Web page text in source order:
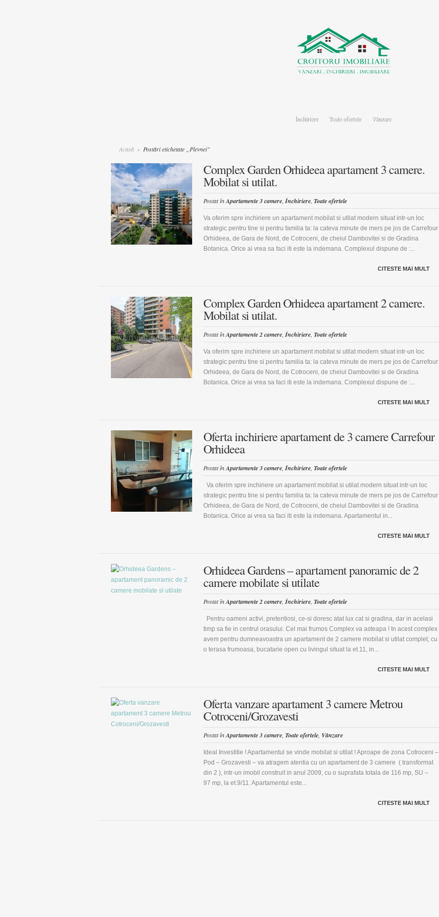
Închiriere Toate ofertele Vânzare
Acasă » Postări etichetate „Plevnei"
Complex Garden Orhideea apartament 3 camere.
Mobilat si utilat.
Postat înApartamente 3 camere Închiriere Toate ofertele
Va oferim spre inchiriere un apartament mobilat si utilat modern situat intr-un loc
strategic pentru tine si pentru familia ta: la cateva minute de mers pe jos de Carrefour
Orhideea, de Gara de Nord, de Cotroceni, de cheiul Dambovitei si de Gradina
Botanica. Orice ai vrea sa faci iti este la indemana. Complexul dispune de :...
CITESTE MAI MULT
Complex Garden Orhideea apartament 2 camere.
Mobilat si utilat.
Postat înApartamente 2 camere Închiriere Toate ofertele
Va oferim spre inchiriere un apartament mobilat si utilat modern situat intr-un loc
strategic pentru tine si pentru familia ta: la cateva minute de mers pe jos de Carrefour
Orhideea, de Gara de Nord, de Cotroceni, de cheiul Dambovitei si de Gradina
Botanica. Orice ai vrea sa faci iti este la indemana. Complexul dispune de :...
CITESTE MAI MULT
Oferta inchiriere apartament de 3 camere Carrefour
Orhideea
Postat înApartamente 3 camere Închiriere Toate ofertele
Va oferim spre inchiriere un apartament mobilat si utilat modern situat intr-un loc
strategic pentru tine si pentru familia ta: la cateva minute de mers pe jos de Carrefour
Orhideea, de Gara de Nord, de Cotroceni, de cheiul Dambovitei si de Gradina
Botanica. Orice ai vrea sa faci iti este la indemana. Apartamentul in...
CITESTE MAI MULT
Orhideea Gardens – apartament panoramic de 2
camere mobilate si utilate
Postat înApartamente 2 camere Închiriere Toate ofertele
Pentru oameni activi, pretentiosi, ce-si doresc atat lux cat si gradina, dar in acelasi
timp sa fie in centrul orasului. Cel mai frumos Complex va asteapa ! In acest complex
avem pentru dumneavoastra un apartament de 2 camere mobilat si utilat complet, cu
o terasa frumoasa, bucatarie open cu livingul situat la et.11, in...
CITESTE MAI MULT
Oferta vanzare apartament 3 camere Metrou
Cotroceni/Grozavesti
Postat înApartamente 3 camere Toate ofertele Vânzare
Ideal Investitie ! Apartamentul se vinde mobilat si utilat ! Aproape de zona Cotroceni –
Pod – Grozavesti – va atragem atentia cu un apartament de 3 camere ( transformat
din 2 ), intr-un imobil construit in anul 2009, cu o suprafata totala de 116 mp, SU –
97 mp, la et.9/11. Apartamentul este...
CITESTE MAI MULT